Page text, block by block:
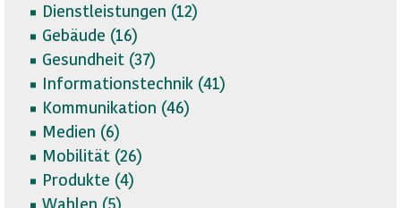
Dienstleistungen (12)
Gebäude (16)
Gesundheit (37)
Informationstechnik (41)
Kommunikation (46)
Medien (6)
Mobilität (26)
Produkte (4)
Wahlen (5)